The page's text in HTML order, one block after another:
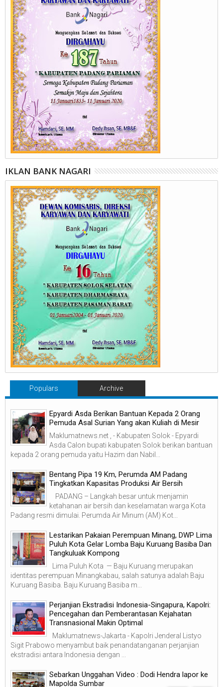
IKLAN BANK NAGARI
Populars Archive
Epyardi Asda Berikan Bantuan Kepada 2 Orang
Pemuda Asal Surian Yang akan Kuliah di Mesir
Maklumatnews.net , - Kabupaten Solok - Epyardi
Asda Calon bupati kabupaten Solok berikan bantuan
kepada 2 orang pemuda yaitu Hazim dan Nabil...
‎Bentang Pipa 19 Km, Perumda AM Padang
Tingkatkan Kapasitas Produksi Air Bersih
‎ ‎ PADANG – Langkah besar untuk menjamin
ketahanan air bersih dan keselamatan warga Kota
Padang resmi dimulai. Perumda Air Minum (AM) Kot...
Lestarikan Pakaian Perempuan Minang, DWP Lima
Puluh Kota Gelar Lomba Baju Kuruang Basiba Dan
Tangkuluak Kompong
Lima Puluh Kota — Baju Kuruang merupakan
identitas perempuan Minangkabau, salah satunya adalah Baju
Kuruang Basiba. Baju Kuruang Basiba m...
Perjanjian Ekstradisi Indonesia-Singapura, Kapolri:
Pencegahan dan Pemberantasan Kejahatan
Transnasional Makin Optimal
Maklumatnews-Jakarta - Kapolri Jenderal Listyo
Sigit Prabowo menyambut baik penandatanganan perjanjian
ekstradisi antara Indonesia dengan ...
Sebarkan Unggahan Video : Dodi Hendra lapor ke
Mapolda Sumbar